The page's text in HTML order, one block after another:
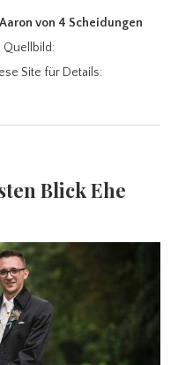
von 4 Scheidungen
. Quellbild:
Site für Details:
Blick Ehe